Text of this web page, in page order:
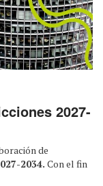
2027-
de
2034. Con el fin